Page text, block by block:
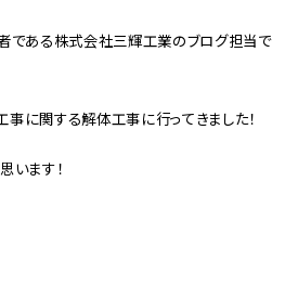
である株式会社三輝工業のブログ担当で
に関する解体工事に行ってきました！
います！